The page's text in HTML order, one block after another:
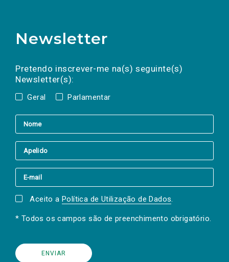
Newsletter
Pretendo inscrever-me na(s) seguinte(s)
Newsletter(s):
Geral Parlamentar
a(s) newsletter(s).
mail
Aceito a Política de Utilização de Dados.
* Todos os campos são de preenchimento obrigatório.